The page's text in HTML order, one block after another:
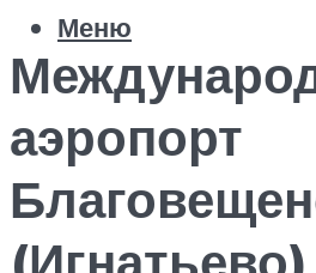
Меню
аэропорт